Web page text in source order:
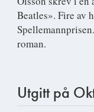
Beatles». Fire av
Spellemannprisen.
roman.
Utgitt på